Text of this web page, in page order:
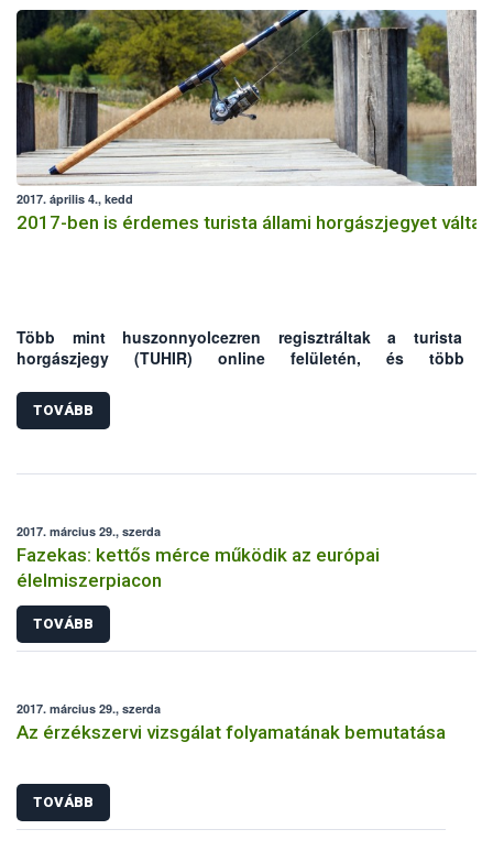
2017. április 4., kedd
2017-ben is érdemes turista állami horgászjegyet
Több mint huszonnyolcezren regisztráltak a turista
horgászjegy (TUHIR) online felületén, és több
2014 májusi indulása óta. A
pecások számára.
TOVÁBB
2017. március 29., szerda
Fazekas: kettős mérce működik az európai
élelmiszerpiacon
TOVÁBB
2017. március 29., szerda
Az érzékszervi vizsgálat folyamatának bemutatása
TOVÁBB